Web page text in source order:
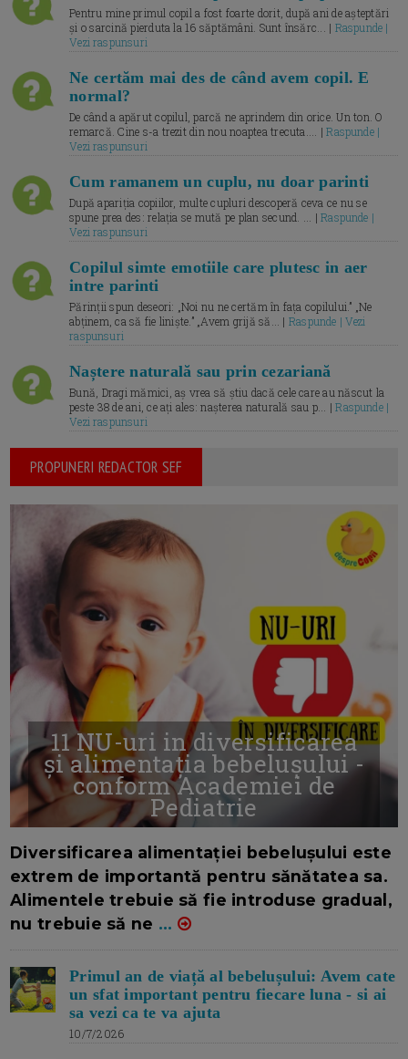
Pentru mine primul copil a fost foarte dorit, după ani de așteptări
și o sarcină pierduta la 16 săptămâni. Sunt însărc... | Raspunde |
Vezi raspunsuri
Ne certăm mai des de când avem copil. E
normal?
De când a apărut copilul, parcă ne aprindem din orice. Un ton. O
remarcă. Cine s-a trezit din nou noaptea trecuta.... |Raspunde |
Vezi raspunsuri
Cum ramanem un cuplu, nu doar parinti
După apariția copiilor, multe cupluri descoperă ceva ce nu se
spune prea des: relația se mută pe plan secund. ... |Raspunde |
Vezi raspunsuri
Copilul simte emotiile care plutesc in aer
intre parinti
Părinții spun deseori: „Noi nu ne certăm în fața copilului.” „Ne
abținem, ca să fie liniște.” „Avem grijă să... | Raspunde | Vezi
raspunsuri
Naștere naturală sau prin cezariană
Bună, Dragi mămici, aș vrea să știu dacă cele care au născut la
peste 38 de ani, ce ați ales: nașterea naturală sau p... |Raspunde |
Vezi raspunsuri
PROPUNERI REDACTOR SEF
11 NU-uri in diversificarea
și alimentația bebelușului -
conform Academiei de
Pediatrie
Diversificarea alimentației bebelușului este
extrem de importantă pentru sănătatea sa.
Alimentele trebuie să fie introduse gradual,
nu trebuie să ne ...
Primul an de viață al bebelușului: Avem cate
un sfat important pentru fiecare luna - si ai
sa vezi ca te va ajuta
10/7/2026